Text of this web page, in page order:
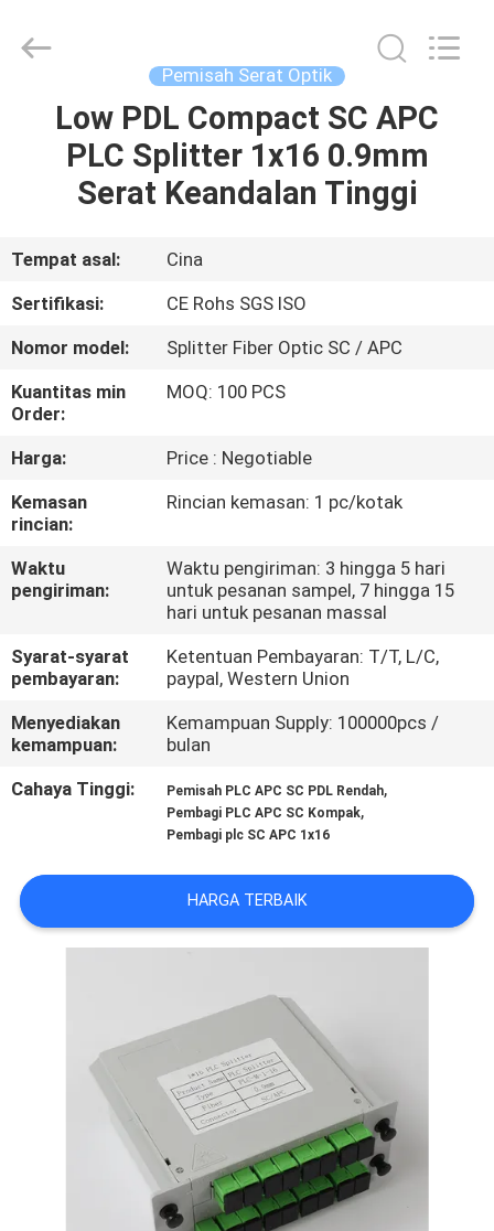
RUMAH
PRODUK
TENTANG
KAMI
TUR
PABRIK
KONTROL
KUALITAS
HUBUNGI
BERITA
KASUS
KEBIJAKAN
PRIVASI
Co.,Ltd..
Pemisah Serat Optik
Low PDL Compact SC APC
PLC Splitter 1x16 0.9mm
Serat Keandalan Tinggi
Tempat asal:
Cina
Sertifikasi:
CE Rohs SGS ISO
Nomor model:
Splitter Fiber Optic SC / APC
Kuantitas min
Order:
MOQ: 100 PCS
Harga:
Price : Negotiable
Kemasan
rincian:
Rincian kemasan: 1 pc/kotak
Waktu
pengiriman:
Waktu pengiriman: 3 hingga 5 hari
untuk pesanan sampel, 7 hingga 15
hari untuk pesanan massal
Syarat-syarat
pembayaran:
Ketentuan Pembayaran: T/T, L/C,
paypal, Western Union
Menyediakan
kemampuan:
Kemampuan Supply: 100000pcs /
bulan
Cahaya Tinggi:
Pemisah PLC APC SC PDL Rendah,
Pembagi PLC APC SC Kompak,
Pembagi plc SC APC 1x16
HARGA TERBAIK